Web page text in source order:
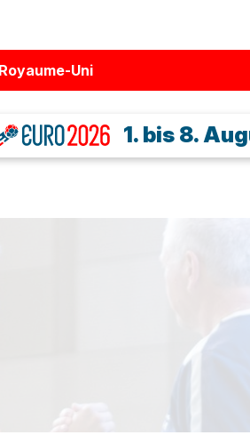
Uni
1. bis 8.